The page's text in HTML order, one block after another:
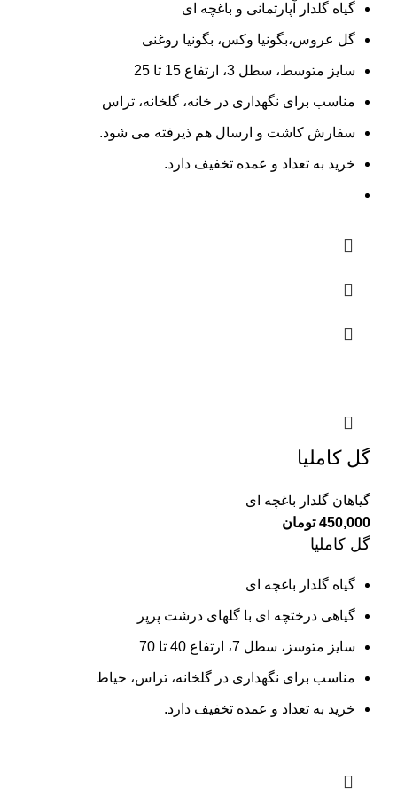
گیاه گلدار آپارتمانی و باغچه ای
گل عروس،بگونیا وکس، بگونیا روغنی
سایز متوسط، سطل 3، ارتفاع 15 تا 25
مناسب برای نگهداری در خانه، گلخانه، تراس
سفارش کاشت و ارسال هم ذیرفته می شود.
خرید به تعداد و عمده تخفیف دارد.
گل کاملیا
گیاهان گلدار باغچه ای
450,000 تومان
گل کاملیا
گیاه گلدار باغچه ای
گیاهی درختچه ای با گلهای درشت پرپر
سایز متوسز، سطل 7، ارتفاع 40 تا 70
مناسب برای نگهداری در گلخانه، تراس، حیاط
خرید به تعداد و عمده تخفیف دارد.